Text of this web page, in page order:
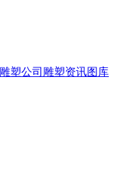
雕塑公司 雕塑资讯图库